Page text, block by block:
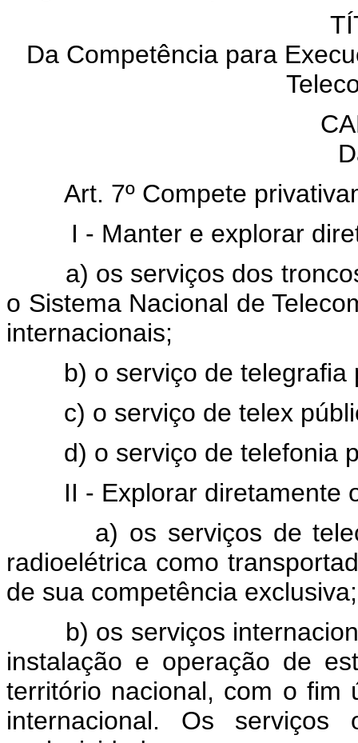
Da Competência para
Art. 7º Compete
I - Manter e explorar
a) os serviços dos troncos
o Sistema Nacional de
internacionais;
b) o serviço de telegrafia
c) o serviço de telex
d) o serviço de telefonia
II - Explorar diretamente
a) os serviços de
radioelétrica como
de sua competência exclusiva;
b) os serviços
instalação e operação de
território nacional, com o fim
internacional. Os